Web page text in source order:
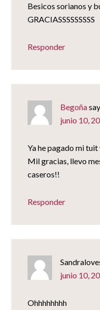
Besicos sorianos y
GRACIASSSSSSSSS
Responder
Begoña
junio 10,
Ya he pagado mi
Mil gracias, llevo
caseros!!
Responder
junio 10,
Ohhhhhhhh